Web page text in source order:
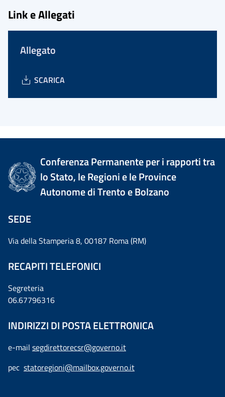
Link e Allegati
Allegato
SCARICA
Conferenza Permanente per i rapporti tra
lo Stato, le Regioni e le Province
Autonome di Trento e Bolzano
SEDE
Via della Stamperia 8, 00187 Roma (RM)
RECAPITI TELEFONICI
Segreteria
06.67796316
INDIRIZZI DI POSTA ELETTRONICA
e-mail segdirettorecsr@governo.it
pec statoregioni@mailbox.governo.it